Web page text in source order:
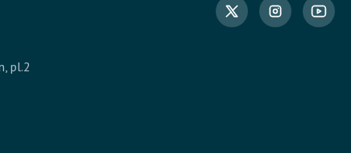
pl.2